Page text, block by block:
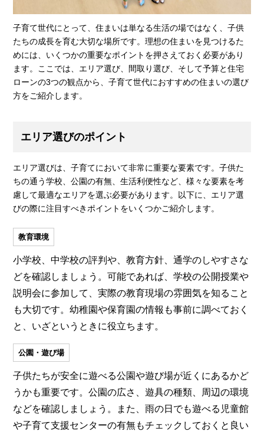
子育て世代にとって、住まいは単なる生活の場ではなく、子供
たちの成長を育む大切な場所です。理想の住まいを見つけるた
めには、いくつかの重要なポイントを押さえておく必要があり
ます。ここでは、エリア選び、間取り選び、そして予算と住宅
ローンの3つの観点から、子育て世代におすすめの住まいの選び
方をご紹介します。
エリア選びのポイント
エリア選びは、子育てにおいて非常に重要な要素です。子供た
ちの通う学校、公園の有無、生活利便性など、様々な要素を考
慮して最適なエリアを選ぶ必要があります。以下に、エリア選
びの際に注目すべきポイントをいくつかご紹介します。
教育環境
小学校、中学校の評判や、教育方針、通学のしやすさな
どを確認しましょう。可能であれば、学校の公開授業や
説明会に参加して、実際の教育現場の雰囲気を知ること
も大切です。幼稚園や保育園の情報も事前に調べておく
と、いざというときに役立ちます。
公園・遊び場
子供たちが安全に遊べる公園や遊び場が近くにあるかど
うかも重要です。公園の広さ、遊具の種類、周辺の環境
などを確認しましょう。また、雨の日でも遊べる児童館
や子育て支援センターの有無もチェックしておくと良い